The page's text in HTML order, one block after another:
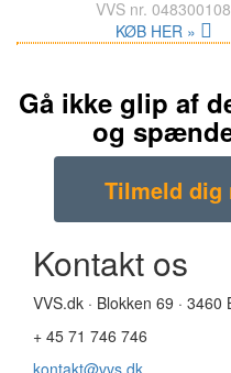
VVS nr. 048300108
KØB HER »
Gå ikke glip af
og
Kontakt os
VVS.dk · Blokken 69 · 3460
+ 45 71 746 746